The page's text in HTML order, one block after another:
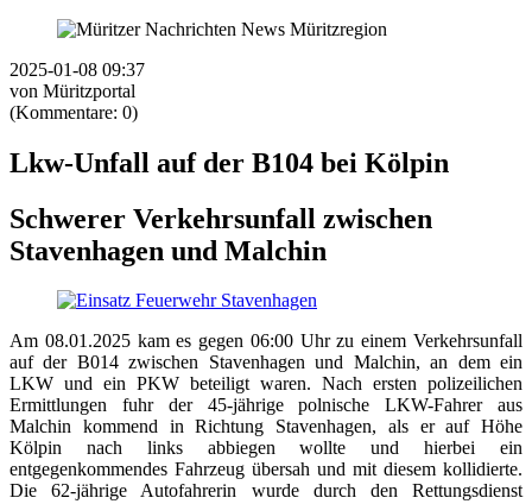
2025-01-08 09:37
von Müritzportal
(Kommentare: 0)
Lkw-Unfall auf der B104 bei Kölpin
Schwerer Verkehrsunfall zwischen
Stavenhagen und Malchin
Am 08.01.2025 kam es gegen 06:00 Uhr zu einem Verkehrsunfall
auf der B014 zwischen Stavenhagen und Malchin, an dem ein
LKW und ein PKW beteiligt waren. Nach ersten polizeilichen
Ermittlungen fuhr der 45-jährige polnische LKW-Fahrer aus
Malchin kommend in Richtung Stavenhagen, als er auf Höhe
Kölpin nach links abbiegen wollte und hierbei ein
entgegenkommendes Fahrzeug übersah und mit diesem kollidierte.
Die 62-jährige Autofahrerin wurde durch den Rettungsdienst